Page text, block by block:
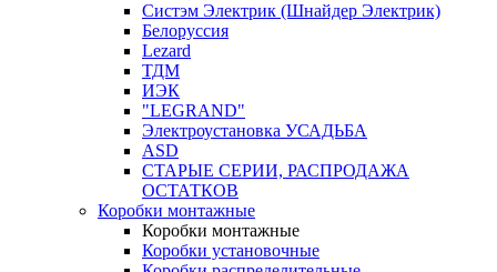
Систэм Электрик (Шнайдер Электрик)
Белоруссия
Lezard
ТДМ
ИЭК
"LEGRAND"
Электроустановка УСАДЬБА
ASD
СТАРЫЕ СЕРИИ, РАСПРОДАЖА
ОСТАТКОВ
Коробки монтажные
Коробки монтажные
Коробки установочные